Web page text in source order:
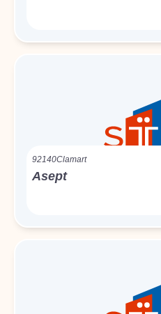
92140Clamart
Asept